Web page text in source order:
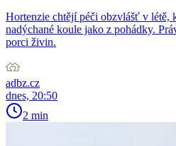
Hortenzie chtějí péči obzvlášť v létě,
nadýchané koule jako z pohádky.
porci živin.
adbz.cz
dnes, 20:50
2 min